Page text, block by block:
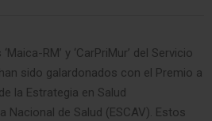
RM’ y ‘CarPriMur’ del Servicio
sido galardonados con el Premio a
la Estrategia en Salud
Nacional de Salud (ESCAV). Estos